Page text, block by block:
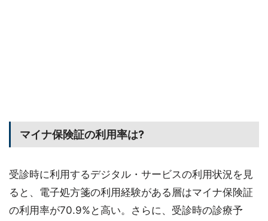
マイナ保険証の利用率は?
受診時に利用するデジタル・サービスの利用状況を見
ると、電子処方箋の利用経験がある層はマイナ保険証
の利用率が70.9%と高い。さらに、受診時の診療予